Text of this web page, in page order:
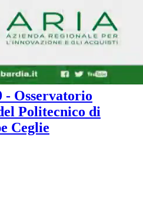
- Osservatorio
Politecnico di
Ceglie